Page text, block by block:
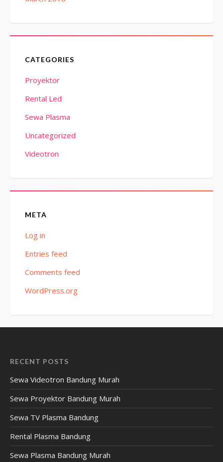
CATEGORIES
Proyektor
Rental Led
Sewa Plasma
Uncategorized
Videotron
META
Log in
Entries feed
Comments feed
WordPress.org
RECENT POSTS
Sewa Videotron Bandung Murah
Sewa Proyektor Bandung Murah
Sewa TV Plasma Bandung
Rental Plasma Bandung
Sewa Plasma Bandung Murah